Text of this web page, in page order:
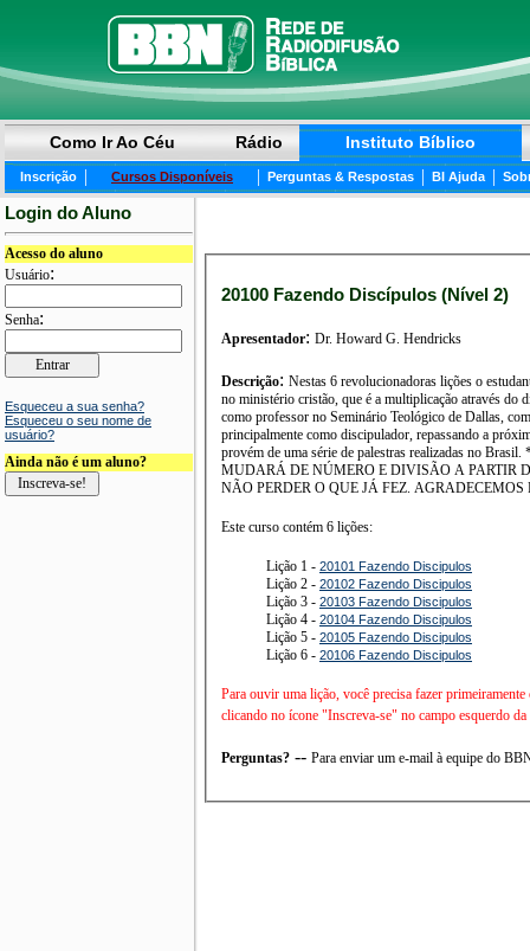
Como Ir Ao Céu Rádio Instituto Bíblico
Inscrição | Cursos Disponíveis | Perguntas & Respostas | BI Ajuda |
Login do Aluno
Acesso do aluno
Usuário:
Senha:
Esqueceu a sua senha?
Esqueceu o seu nome de
usuário?
Ainda não é um aluno?
20100 Fazendo Discípulos (Nível 2)
Apresentador: Dr. Howard G. Hendricks
Descrição: Nestas 6 revolucionadoras lições o
no ministério cristão, que é a multiplicação através
como professor no Seminário Teológico de Dallas, como palestrante em mais de 80 países, como autor de livros, além de vários outros
principalmente como discipulador, repassando a
provém de uma série de palestras realizadas no Brasil. ********** ATENÇÃO ********** ATENÇÃO ********** ATENÇÃO ********** ESTE CURSO
MUDARÁ DE NÚMERO E DIVISÃO A PARTIR
NÃO PERDER O QUE JÁ
Este curso contém 6 lições:
Lição 1 - 20101 Fazendo Discipulos
Lição 2 - 20102 Fazendo Discipulos
Lição 3 - 20103 Fazendo Discipulos
Lição 4 - 20104 Fazendo Discipulos
Lição 5 - 20105 Fazendo Discipulos
Lição 6 - 20106 Fazendo Discipulos
Para ouvir uma lição, você precisa fazer
clicando no ícone "Inscreva-se" no campo esquerdo da
Perguntas? -- Para enviar um e-mail à equipe do